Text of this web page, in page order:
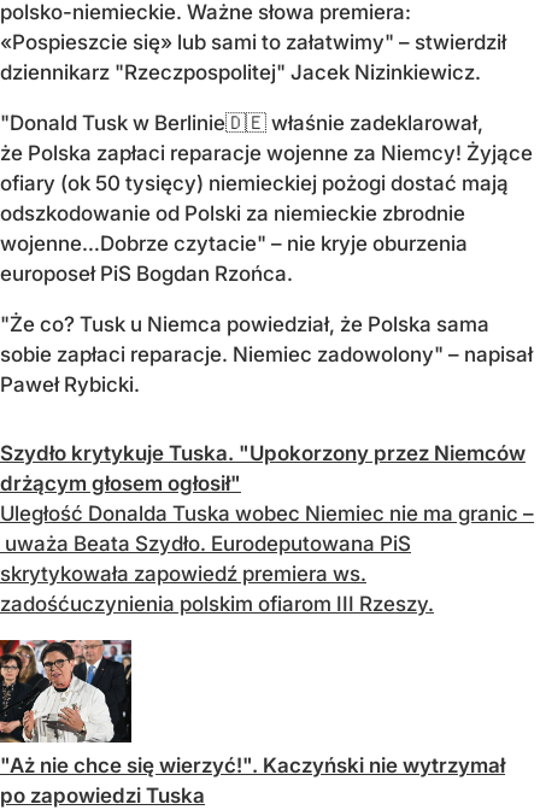
polsko-niemieckie. Ważne słowa premiera:
«Pospieszcie się» lub sami to załatwimy" – stwierdził
dziennikarz "Rzeczpospolitej" Jacek Nizinkiewicz.
"Donald Tusk w Berlinie🇩🇪 właśnie zadeklarował,
że Polska zapłaci reparacje wojenne za Niemcy! Żyjące
ofiary (ok 50 tysięcy) niemieckiej pożogi dostać mają
odszkodowanie od Polski za niemieckie zbrodnie
wojenne…Dobrze czytacie" – nie kryje oburzenia
europoseł PiS Bogdan Rzońca.
"Że co? Tusk u Niemca powiedział, że Polska sama
sobie zapłaci reparacje. Niemiec zadowolony" – napisał
Paweł Rybicki.
Szydło krytykuje Tuska. "Upokorzony przez Niemców
drżącym głosem ogłosił"
Uległość Donalda Tuska wobec Niemiec nie ma granic –
uważa Beata Szydło. Eurodeputowana PiS
skrytykowała zapowiedź premiera ws.
zadośćuczynienia polskim ofiarom III Rzeszy.
"Aż nie chce się wierzyć!". Kaczyński nie wytrzymał
po zapowiedzi Tuska